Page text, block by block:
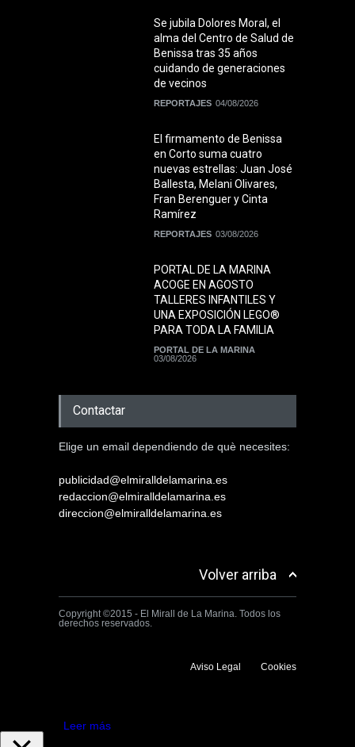
Se jubila Dolores Moral, el
alma del Centro de Salud de
Benissa tras 35 años
cuidando de generaciones
de vecinos
REPORTAJES 04/08/2026
El firmamento de Benissa
en Corto suma cuatro
nuevas estrellas: Juan José
Ballesta, Melani Olivares,
Fran Berenguer y Cinta
Ramírez
REPORTAJES 03/08/2026
PORTAL DE LA MARINA
ACOGE EN AGOSTO
TALLERES INFANTILES Y
UNA EXPOSICIÓN LEGO®
PARA TODA LA FAMILIA
PORTAL DE LA MARINA
03/08/2026
Contactar
Elige un email dependiendo de què necesites:
publicidad@elmiralldelamarina.es
redaccion@elmiralldelamarina.es
direccion@elmiralldelamarina.es
Volver arriba
Copyright ©2015 - El Mirall de La Marina. Todos los
derechos reservados.
Aviso Legal Cookies
Leer más